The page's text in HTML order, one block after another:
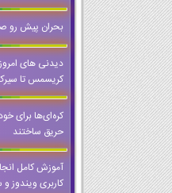
بحران پیش رو
دیدنی های
کریسمس تا
کره‌ای‌ها برای
حریق ساختند
آموزش کامل
کاربری ویندوز